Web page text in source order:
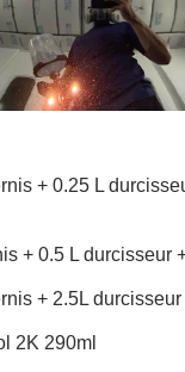
+ 0.25 L
+ 0.5 L durcisseur
+ 2.5L
2K 290ml